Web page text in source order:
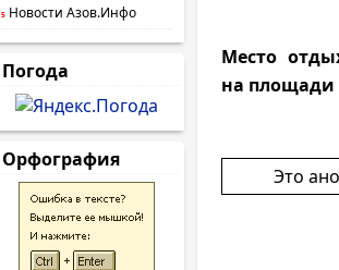
5 Новости Азов.Инфо
Погода
Орфография
Место
на площади
Это